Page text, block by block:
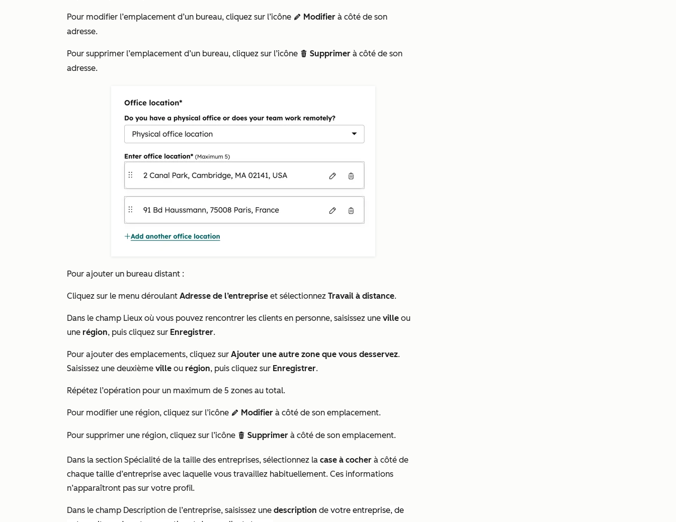
Pour modifier l’emplacement d’un bureau, cliquez sur l’icône edit Modifier à côté de son
adresse.
Pour supprimer l’emplacement d’un bureau, cliquez sur l’icône delete Supprimer à côté de son
adresse.
Pour ajouter un bureau distant :
Cliquez sur le menu déroulant Adresse de l’entreprise et sélectionnez Travail à distance.
Dans le champ Lieux où vous pouvez rencontrer les clients en personne, saisissez une ville ou
une région, puis cliquez sur Enregistrer.
Pour ajouter des emplacements, cliquez sur Ajouter une autre zone que vous desservez.
Saisissez une deuxième ville ou région, puis cliquez sur Enregistrer.
Répétez l’opération pour un maximum de 5 zones au total.
Pour modifier une région, cliquez sur l’icône edit Modifier à côté de son emplacement.
Pour supprimer une région, cliquez sur l’icône delete Supprimer à côté de son emplacement.
Dans la section Spécialité de la taille des entreprises, sélectionnez la case à cocher à côté de
chaque taille d’entreprise avec laquelle vous travaillez habituellement. Ces informations
n’apparaîtront pas sur votre profil.
Dans le champ Description de l’entreprise, saisissez une description de votre entreprise, de